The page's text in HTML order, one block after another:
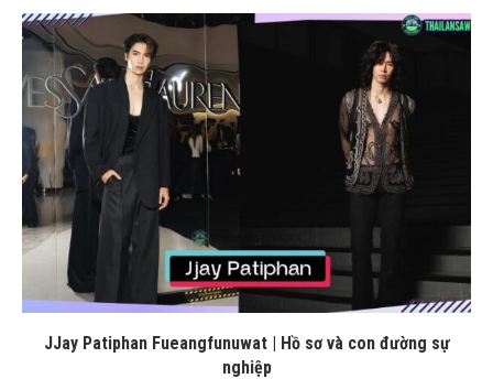
JJay Patiphan Fueangfunuwat | Hồ sơ và con đường sự
nghiệp